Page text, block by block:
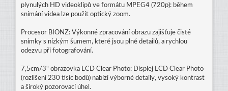
plynulých HD videoklipů ve formátu MPEG4 (720p): během
snímání videa lze použít optický zoom.
Procesor BIONZ: Výkonné zpracování obrazu zajišťuje čisté
snímky s nízkým šumem, které jsou plné detailů, a rychlou
odezvu při fotografování.
7,5cm/3" obrazovka LCD Clear Photo: Displej LCD Clear Photo
(rozlišení 230 tisíc bodů) nabízí výborné detaily, vysoký kontrast
a široký pozorovací úhel.